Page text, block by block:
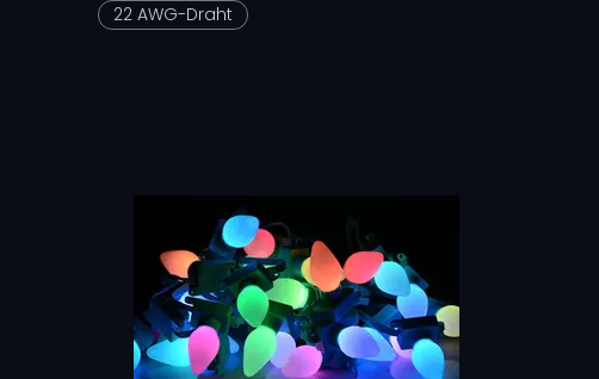
22 AWG-Draht